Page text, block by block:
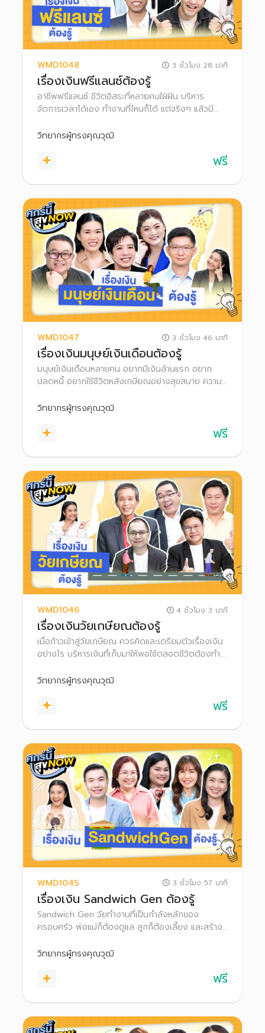
WMD1048 3 ชั่วโมง 28 นาที
เรื่องเงินฟรีแลนซ์ต้องรู้
อาชีพฟรีแลนซ์ ชีวิตอิสระที่หลายคนใฝ่ฝัน บริหาร
จัดการเวลาได้เอง ทำงานที่ไหนก็ได้ แต่จริงๆ แล้วมี
บางเดือนรายได้สะดุด การวางแผนบริหารเงินและภาษี
วิทยากรผู้ทรงคุณวุฒิ
ฟรี
WMD1047 3 ชั่วโมง 46 นาที
เรื่องเงินมนุษย์เงินเดือนต้องรู้
มนุษย์เงินเดือนหลายคน อยากมีเงินล้านแรก อยาก
ปลดหนี้ อยากใช้ชีวิตหลังเกษียณอย่างสุขสบาย ความ
ทั้งเก็บเงิน เงินลงทุน และเลือกใช้สิทธิลดหย่อนภาษี
วิทยากรผู้ทรงคุณวุฒิ
ฟรี
WMD1046 4 ชั่วโมง 3 นาที
เรื่องเงินวัยเกษียณต้องรู้
เมื่อก้าวเข้าสู่วัยเกษียณ ควรคิดและเตรียมตัวเรื่องเงิน
อย่างไร บริหารเงินที่เก็บมาให้พอใช้ตลอดชีวิตต้องทำ
มรดก, ความเสี่ยงหากอายุยืนขึ้น มาเตรียมความพร้อม
วิทยากรผู้ทรงคุณวุฒิ
ฟรี
WMD1045 3 ชั่วโมง 57 นาที
เรื่องเงิน Sandwich Gen ต้องรู้
Sandwich Gen วัยทำงานที่เป็นกำลังหลักของ
ครอบครัว พ่อแม่ก็ต้องดูแล ลูกก็ต้องเลี้ยง และสร้าง
เงินให้ราบรื่น เพื่อคุณภาพชีวิตที่ดีให้ตัวเองและทุกคนใน
วิทยากรผู้ทรงคุณวุฒิ
ฟรี